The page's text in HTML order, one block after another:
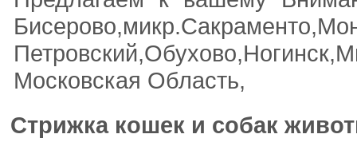
Московская Область,
Стрижка кошек и собак